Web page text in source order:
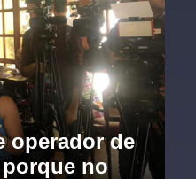
operador de
no